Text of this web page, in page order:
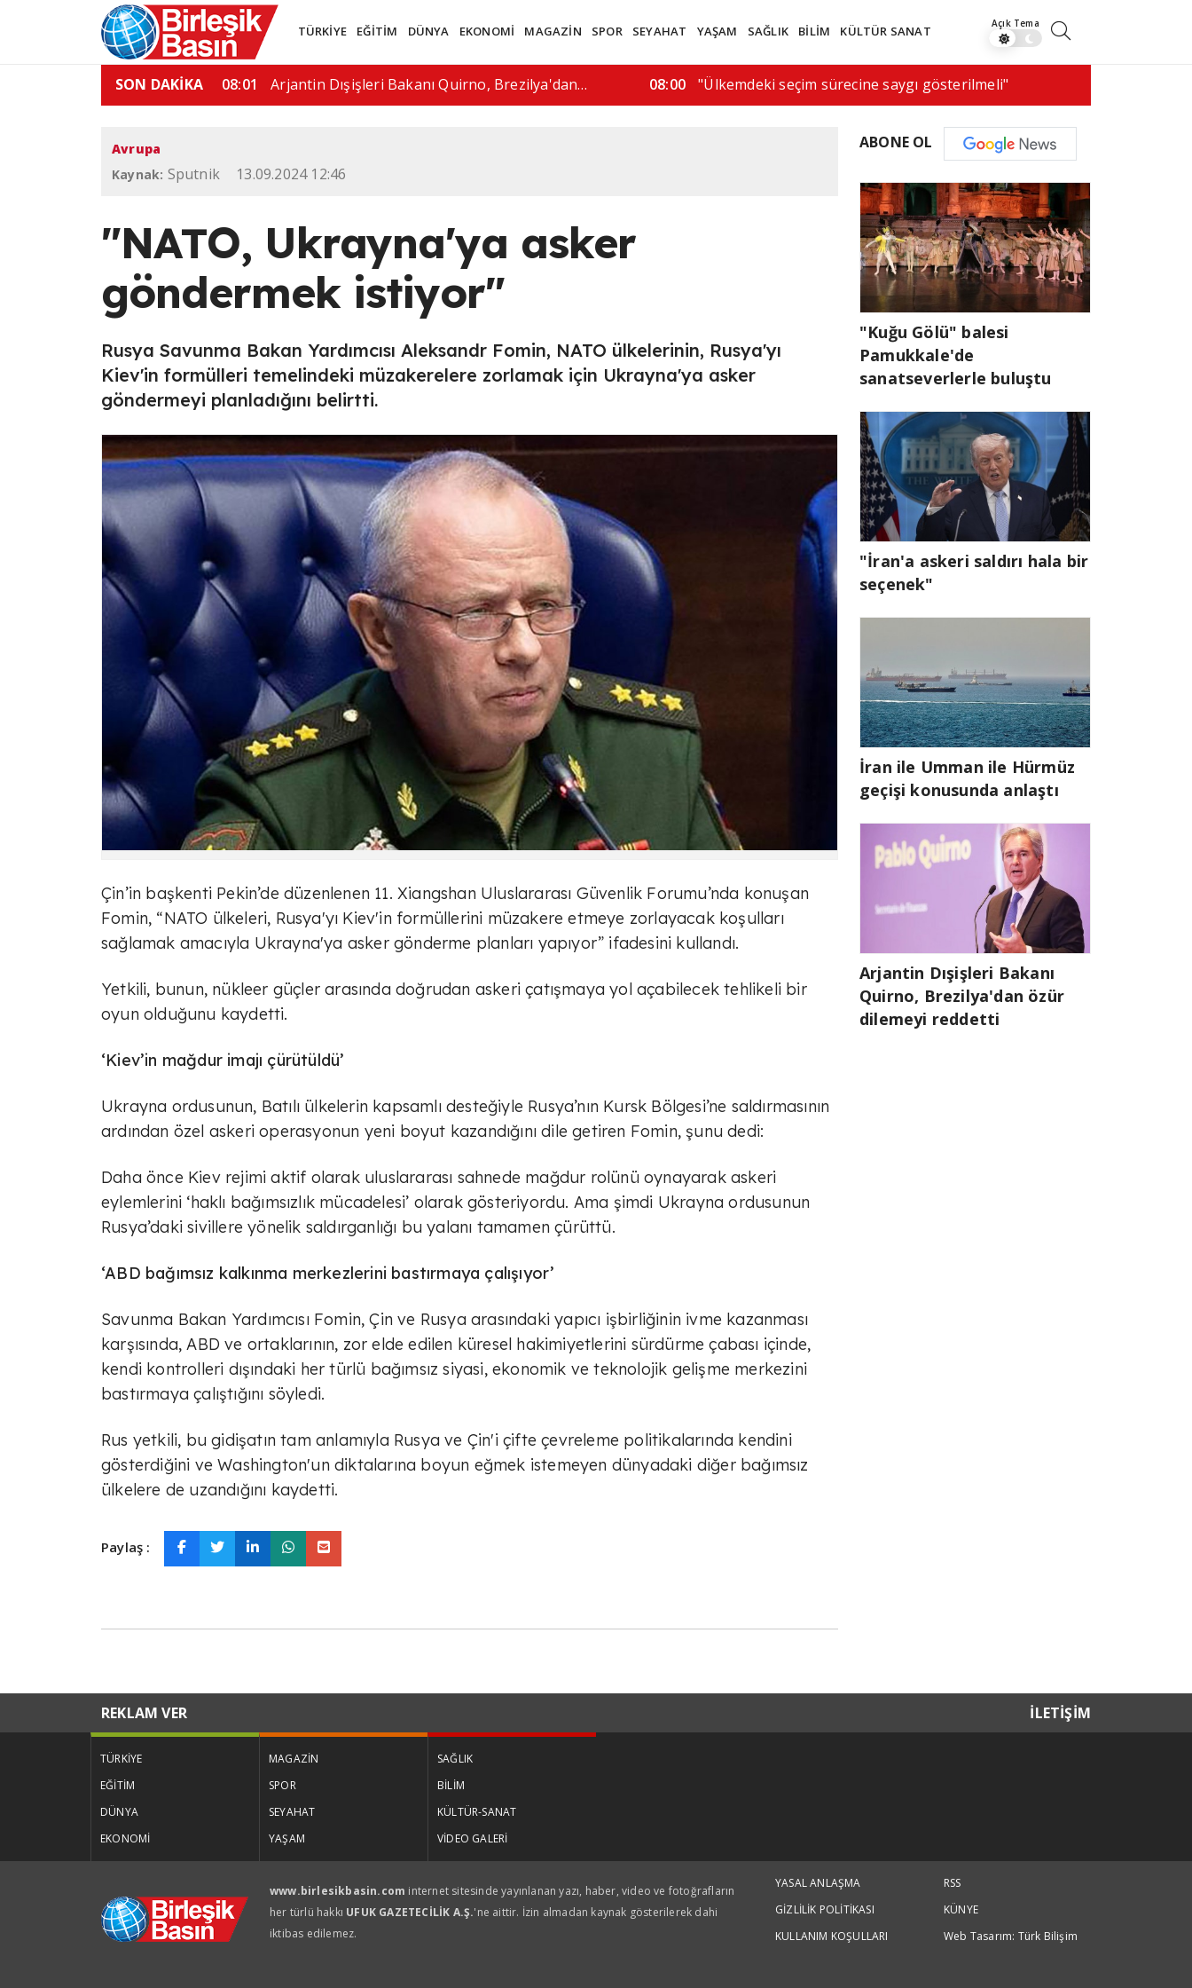
TÜRKİYE EĞİTİM DÜNYA EKONOMİ MAGAZİN SPOR SEYAHAT YAŞAM SAĞLIK BİLİM KÜLTÜR SANAT
SON DAKİKA
Brezilya'dan… 08:00 "Ülkemdeki seçim sürecine saygı gösterilmeli" 06:13 Sosyal medya fenomeni canlı yayında vurularak…
Avrupa
Kaynak: Sputnik 13.09.2024 12:46
"NATO, Ukrayna'ya asker
göndermek istiyor"
Rusya Savunma Bakan Yardımcısı Aleksandr Fomin, NATO ülkelerinin, Rusya'yı
Kiev'in formülleri temelindeki müzakerelere zorlamak için Ukrayna'ya asker
göndermeyi planladığını belirtti.
Çin’in başkenti Pekin’de düzenlenen 11. Xiangshan Uluslararası Güvenlik Forumu’nda konuşan
Fomin, “NATO ülkeleri, Rusya'yı Kiev'in formüllerini müzakere etmeye zorlayacak koşulları
sağlamak amacıyla Ukrayna'ya asker gönderme planları yapıyor” ifadesini kullandı.
Yetkili, bunun, nükleer güçler arasında doğrudan askeri çatışmaya yol açabilecek tehlikeli bir
oyun olduğunu kaydetti.
‘Kiev’in mağdur imajı çürütüldü’
Ukrayna ordusunun, Batılı ülkelerin kapsamlı desteğiyle Rusya’nın Kursk Bölgesi’ne saldırmasının
ardından özel askeri operasyonun yeni boyut kazandığını dile getiren Fomin, şunu dedi:
Daha önce Kiev rejimi aktif olarak uluslararası sahnede mağdur rolünü oynayarak askeri
eylemlerini ‘haklı bağımsızlık mücadelesi’ olarak gösteriyordu. Ama şimdi Ukrayna ordusunun
Rusya’daki sivillere yönelik saldırganlığı bu yalanı tamamen çürüttü.
‘ABD bağımsız kalkınma merkezlerini bastırmaya çalışıyor’
Savunma Bakan Yardımcısı Fomin, Çin ve Rusya arasındaki yapıcı işbirliğinin ivme kazanması
karşısında, ABD ve ortaklarının, zor elde edilen küresel hakimiyetlerini sürdürme çabası içinde,
kendi kontrolleri dışındaki her türlü bağımsız siyasi, ekonomik ve teknolojik gelişme merkezini
bastırmaya çalıştığını söyledi.
Rus yetkili, bu gidişatın tam anlamıyla Rusya ve Çin'i çifte çevreleme politikalarında kendini
gösterdiğini ve Washington'un diktalarına boyun eğmek istemeyen dünyadaki diğer bağımsız
ülkelere de uzandığını kaydetti.
Paylaş :
ABONE OL
"Kuğu Gölü" balesi
Pamukkale'de
sanatseverlerle buluştu
"İran'a askeri saldırı hala bir
seçenek"
İran ile Umman ile Hürmüz
geçişi konusunda anlaştı
Arjantin Dışişleri Bakanı
Quirno, Brezilya'dan özür
dilemeyi reddetti
REKLAM VER İLETİŞİM
TÜRKİYE
EĞİTİM
DÜNYA
EKONOMİ
MAGAZİN
SPOR
SEYAHAT
YAŞAM
SAĞLIK
BİLİM
KÜLTÜR-SANAT
VİDEO GALERİ
www.birlesikbasin.com internet sitesinde yayınlanan yazı, haber, video ve fotoğrafların
her türlü hakkı UFUK GAZETECİLİK A.Ş.'ne aittir. İzin almadan kaynak gösterilerek dahi
iktibas edilemez.
YASAL ANLAŞMA
GİZLİLİK POLİTİKASI
KULLANIM KOŞULLARI
RSS
KÜNYE
Web Tasarım: Türk Bilişim